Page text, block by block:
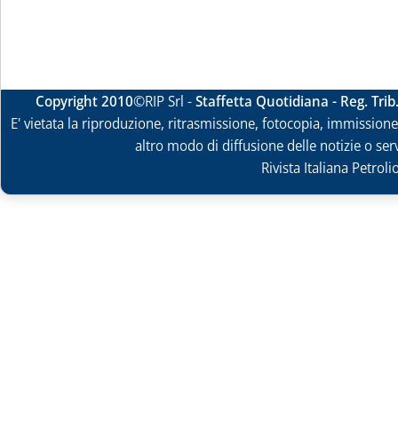
Copyright 2010©RIP Srl -Staffetta Quotidiana - Reg.
E' vietata la riproduzione, ritrasmissione, fotocopia,
altro modo di diffusione delle notizie o
Rivista Italiana